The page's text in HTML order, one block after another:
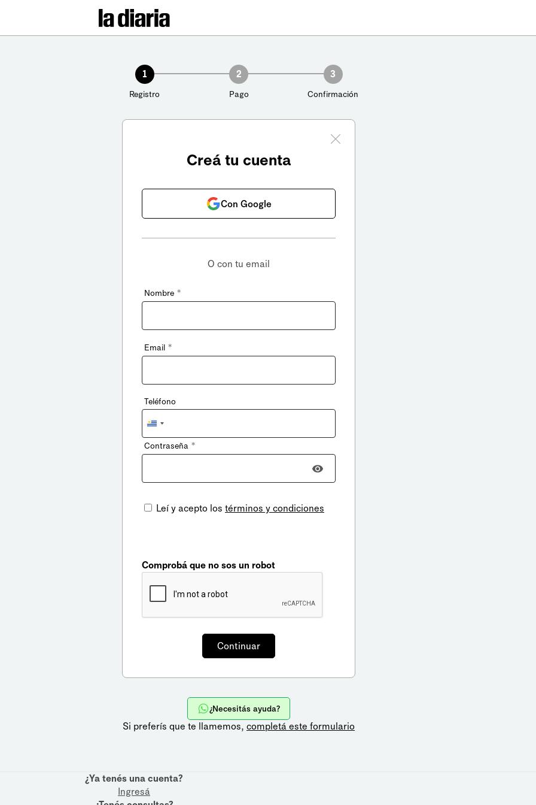
1
Registro
2
Pago
3
Confirmación
Creá tu cuenta
Con Google
O con tu email
Nombre *
Email *
Teléfono
Uruguay
+598
Contraseña *
Leí y acepto los términos y condiciones
Comprobá que no sos un robot
¿Necesitás ayuda?
Si preferís que te llamemos, completá este formulario
¿Ya tenés una cuenta?
Ingresá